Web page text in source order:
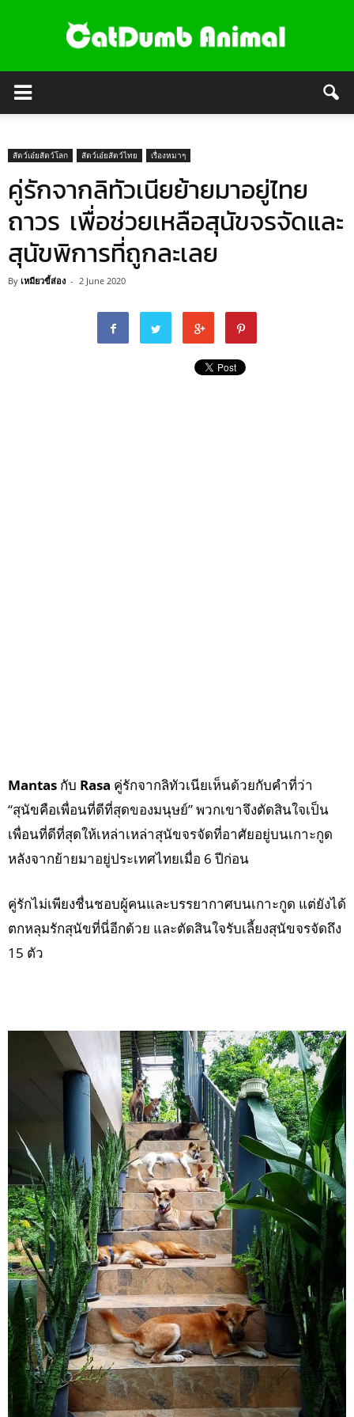
สัตว์เอ๋ยสัตว์โลก สัตว์เอ๋ยสัตว์ไทย เรื่องหมาๆ
คู่รักจากลิทัวเนียย้ายมาอยู่ไทย
ถาวร เพื่อช่วยเหลือสุนัขจรจัดและ
สุนัขพิการที่ถูกละเลย
By เหมียวขี้ส่อง - 2 June 2020
Mantas กับ Rasa คู่รักจากลิทัวเนียเห็นด้วยกับคำที่ว่า
“สุนัขคือเพื่อนที่ดีที่สุดของมนุษย์” พวกเขาจึงตัดสินใจเป็น
เพื่อนที่ดีที่สุดให้เหล่าเหล่าสุนัขจรจัดที่อาศัยอยู่บนเกาะกูด
หลังจากย้ายมาอยู่ประเทศไทยเมื่อ 6 ปีก่อน
คู่รักไม่เพียงชื่นชอบผู้คนและบรรยากาศบนเกาะกูด แต่ยังได้
ตกหลุมรักสุนัขที่นี่อีกด้วย และตัดสินใจรับเลี้ยงสุนัขจรจัดถึง
15 ตัว